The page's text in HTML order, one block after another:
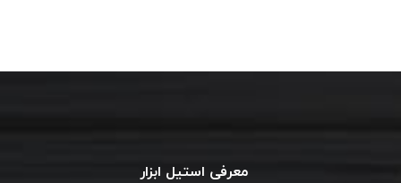
معرفی استیل ابزار